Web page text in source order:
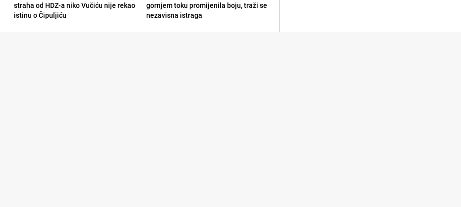
straha od HDZ-a niko Vučiću nije rekao
istinu o Čipuljiću
gornjem toku promijenila boju, traži se
nezavisna istraga